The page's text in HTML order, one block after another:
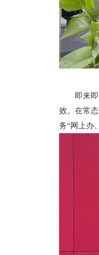
即来即办
效。在常
务“网上办